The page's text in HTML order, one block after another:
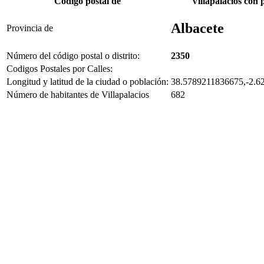
Provincia de Albacete
Número del código postal o distrito:
2350
Codigos Postales por Calles:
Longitud y latitud de la ciudad o población: 38.5789211836675,-
Número de habitantes de Villapalacios
682